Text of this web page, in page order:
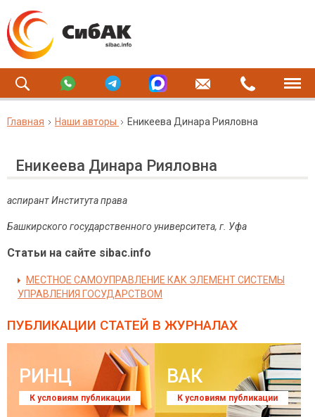
Главная Наши авторы Еникеева Динара Рияловна
Еникеева Динара Рияловна
аспирант Института права
Башкирского государственного университета, г. Уфа
Статьи на сайте sibac.info
МЕСТНОЕ САМОУПРАВЛЕНИЕ КАК ЭЛЕМЕНТ СИСТЕМЫ
УПРАВЛЕНИЯ ГОСУДАРСТВОМ
ПУБЛИКАЦИИ СТАТЕЙ В ЖУРНАЛАХ
РИНЦ
К условиям публикации
ВАК
К условиям публикации